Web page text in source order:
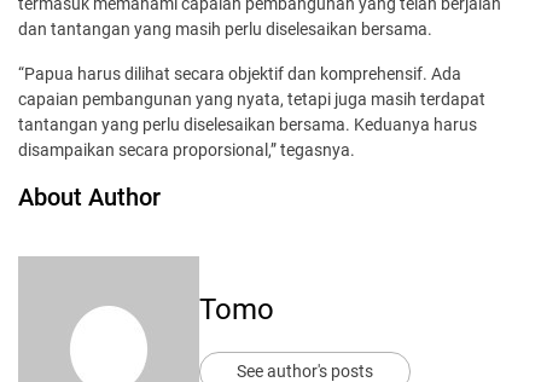
termasuk memahami capaian pembangunan yang telah berjalan
dan tantangan yang masih perlu diselesaikan bersama.
“Papua harus dilihat secara objektif dan komprehensif. Ada
capaian pembangunan yang nyata, tetapi juga masih terdapat
tantangan yang perlu diselesaikan bersama. Keduanya harus
disampaikan secara proporsional,” tegasnya.
About Author
Tomo
See author's posts